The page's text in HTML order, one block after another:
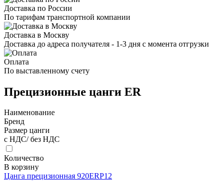
Доставка по России
По тарифам транспортной компании
Доставка в Москву
Доставка до адреса получателя - 1-3 дня с момента отгрузки
Оплата
По выставленному счету
Прецизионные цанги ER
Наименование
Бренд
Размер цанги
с НДС/ без НДС
Количество
В корзину
Цанга прецизионная 920ERP12